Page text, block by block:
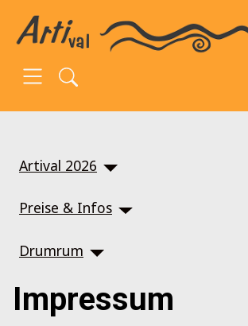
SKIP TO MAIN CONTENT
Artival 2026
Preise & Infos
Drumrum
Impressum